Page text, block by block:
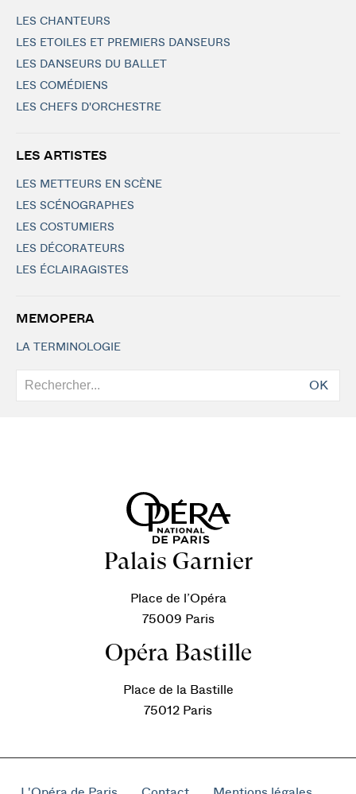
LES CHANTEURS
LES ETOILES ET PREMIERS DANSEURS
LES DANSEURS DU BALLET
LES COMÉDIENS
LES CHEFS D'ORCHESTRE
LES ARTISTES
LES METTEURS EN SCÈNE
LES SCÉNOGRAPHES
LES COSTUMIERS
LES DÉCORATEURS
LES ÉCLAIRAGISTES
MEMOPERA
LA TERMINOLOGIE
OK
Palais Garnier
Place de l’Opéra
75009 Paris
Opéra Bastille
Place de la Bastille
75012 Paris